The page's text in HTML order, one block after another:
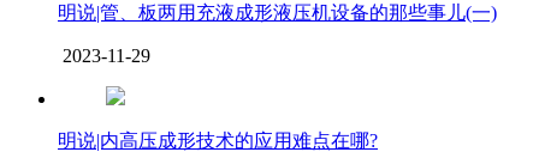
明说|管、板两用充液成形液压机设备的那些事儿(一)
2023-11-29
明说|内高压成形技术的应用难点在哪?